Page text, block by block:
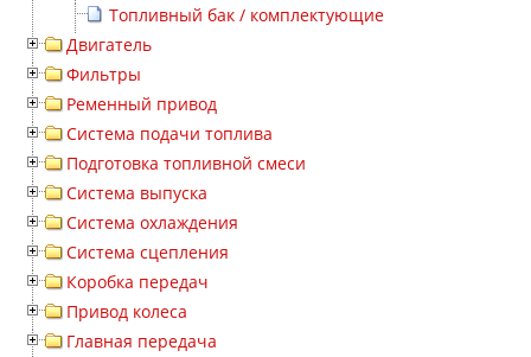
Топливный бак / комплектующие
Двигатель
Фильтры
Ременный привод
Система подачи топлива
Подготовка топливной смеси
Система выпуска
Система охлаждения
Система сцепления
Коробка передач
Привод колеса
Главная передача